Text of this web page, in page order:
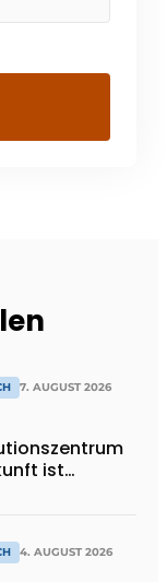
7. AUGUST 2026
ist
tief
strömen
4. AUGUST 2026